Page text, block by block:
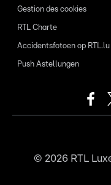
Gestion des cookies
RTL Charte
Accidentsfotoen op RTL.lu
Push Astellungen
© 2026RTL